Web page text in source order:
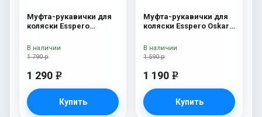
Муфта-рукавички для
коляски Esspero
шерсть) Beige
1 790 р
1 290 e
Купить
В наличии
Муфта-рукавички для
коляски Esspero Oskar
Beige
1 590 р
1 190 e
Купить
В наличии